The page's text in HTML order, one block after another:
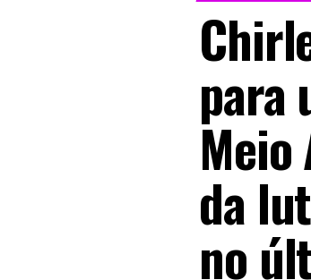
para
da
no